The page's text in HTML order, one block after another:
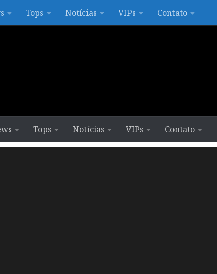
Tops Notícias VIPs Contato
Tops Notícias VIPs Contato